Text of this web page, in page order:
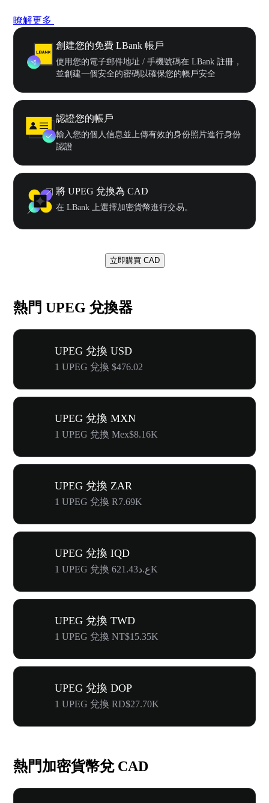
瞭解更多
創建您的免費 LBank 帳戶
使用您的電子郵件地址 / 手機號碼在 LBank 註冊，
並創建一個安全的密碼以確保您的帳戶安全
認證您的帳戶
輸入您的個人信息並上傳有效的身份照片進行身份
認證
將 UPEG 兌換為 CAD
在 LBank 上選擇加密貨幣進行交易。
立即購買 CAD
熱門 UPEG 兌換器
UPEG 兌換 USD
1 UPEG 兌換 $476.02
UPEG 兌換 MXN
1 UPEG 兌換 Mex$8.16K
UPEG 兌換 ZAR
1 UPEG 兌換 R7.69K
UPEG 兌換 IQD
1 UPEG 兌換 ع.د621.43K
UPEG 兌換 TWD
1 UPEG 兌換 NT$15.35K
UPEG 兌換 DOP
1 UPEG 兌換 RD$27.70K
熱門加密貨幣兌 CAD